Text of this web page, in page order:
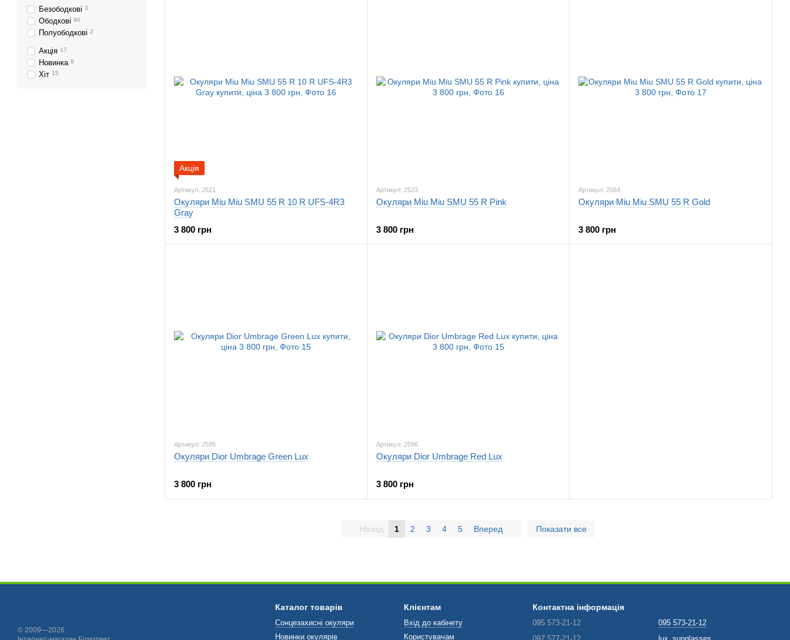
Акція
Артикул: 2521
Окуляри Miu Miu SMU 55 R 10 R UFS-4R3
Gray
3 800 грн
Артикул: 2523
Окуляри Miu Miu SMU 55 R Pink
3 800 грн
Артикул: 2564
Окуляри Miu Miu SMU 55 R Gold
3 800 грн
Артикул: 2595
Окуляри Dior Umbrage Green Lux
3 800 грн
Артикул: 2596
Окуляри Dior Umbrage Red Lux
3 800 грн
Назад 1 2 3 4 5 Вперед Показати все
Безободкові 3
Ободкові 90
Полуободкові 2
Акція 17
Новинка 8
Хіт 15
© 2009—2026
Каталог товарів
Сонцезахисні окуляри
Новинки окулярів
Клієнтам
Вхід до кабінету
Користувачам
Контактна інформація
095 573-21-12
095 573-21-12